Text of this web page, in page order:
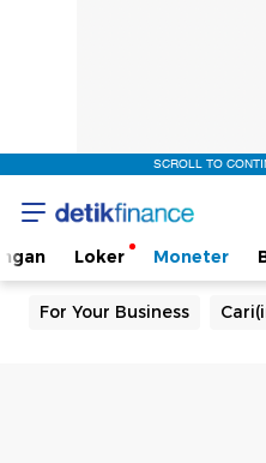
SCROLL TO
Loker Moneter
For Your Business